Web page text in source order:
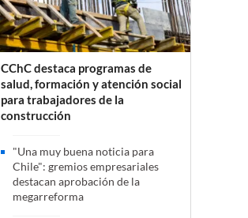
CChC destaca programas de
salud, formación y atención social
para trabajadores de la
construcción
"Una muy buena noticia para
Chile": gremios empresariales
destacan aprobación de la
megarreforma